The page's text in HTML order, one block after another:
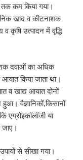
कम किया गया।
खाद व कीटनाशक
कृषि उत्पादन में वृद्धि
दवाओं का अधिक
किया जाता था।
व खाद्य आयात दोनों
वैज्ञानिकों,किसानों
एग्रोइकॉलॉजी या
जाए।
से सीखा गया।